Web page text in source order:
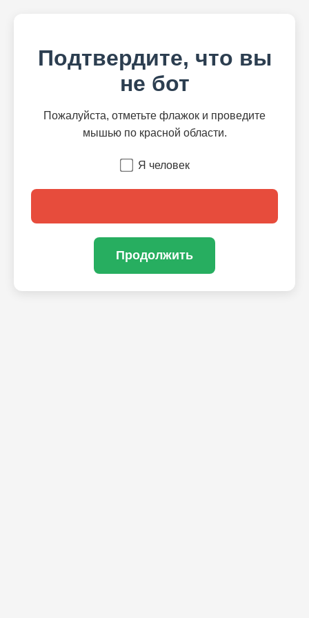
Подтвердите, что вы
не бот
Пожалуйста, отметьте флажок и проведите
мышью по красной области.
Я человек
Продолжить